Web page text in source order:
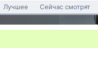
Лучшее Сейчас смотрят